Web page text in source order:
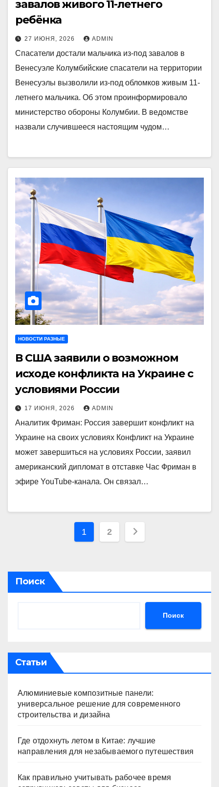
завалов живого 11-летнего
ребёнка
27 ИЮНЯ, 2026 ADMIN
Спасатели достали мальчика из-под завалов в
Венесуэле Колумбийские спасатели на территории
Венесуэлы вызволили из-под обломков живым 11-
летнего мальчика. Об этом проинформировало
министерство обороны Колумбии. В ведомстве
назвали случившееся настоящим чудом…
НОВОСТИ РАЗНЫЕ
В США заявили о возможном
исходе конфликта на Украине с
условиями России
17 ИЮНЯ, 2026 ADMIN
Аналитик Фриман: Россия завершит конфликт на
Украине на своих условиях Конфликт на Украине
может завершиться на условиях России, заявил
американский дипломат в отставке Час Фриман в
эфире YouTube-канала. Он связал…
Пагинация
1 2
Поиск
Поиск
Статьи
Алюминиевые композитные панели:
универсальное решение для современного
строительства и дизайна
Где отдохнуть летом в Китае: лучшие
направления для незабываемого путешествия
Как правильно учитывать рабочее время